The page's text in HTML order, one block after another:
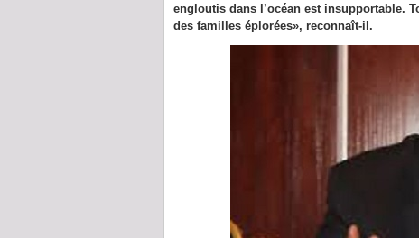
engloutis dans l’océan est insupportable.
des familles éplorées», reconnaît-il.